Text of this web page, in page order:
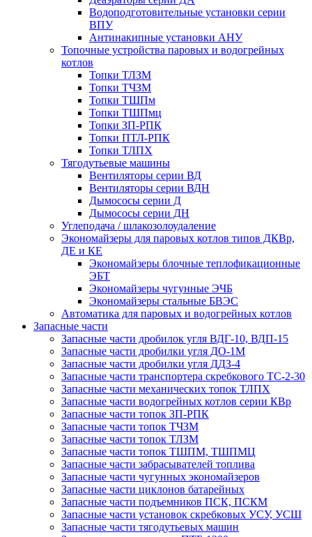
Водоподготовительные установки серии
ВПУ
Антинакипные установки АНУ
Топочные устройства паровых и водогрейных
котлов
Топки ТЛЗМ
Топки ТЧЗМ
Топки ТШПм
Топки ТШПмц
Топки ЗП-РПК
Топки ПТЛ-РПК
Топки ТЛПХ
Тягодутьевые машины
Вентиляторы серии ВД
Вентиляторы серии ВДН
Дымососы серии Д
Дымососы серии ДН
Углеподача / шлакозолоудаление
Экономайзеры для паровых котлов типов ДКВр,
ДЕ и КЕ
Экономайзеры блочные теплофикационные
ЭБТ
Экономайзеры чугунные ЭЧБ
Экономайзеры стальные БВЭС
Автоматика для паровых и водогрейных котлов
Запасные части
Запасные части дробилок угля ВДГ-10, ВДП-15
Запасные части дробилки угля ДО-1М
Запасные части дробилки угля ДДЗ-4
Запасные части транспортера скребкового ТС-2-30
Запасные части механических топок ТЛПХ
Запасные части водогрейных котлов серии КВр
Запасные части топок ЗП-РПК
Запасные части топок ТЧЗМ
Запасные части топок ТЛЗМ
Запасные части топок ТШПМ, ТШПМЦ
Запасные части забрасывателей топлива
Запасные части чугунных экономайзеров
Запасные части циклонов батарейных
Запасные части подъемников ПСК, ПСКМ
Запасные части установок скребковых УСУ, УСШ
Запасные части тягодутьевых машин